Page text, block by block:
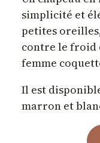
simplicité et
petites
contre le froid
femme
Il est
marron et